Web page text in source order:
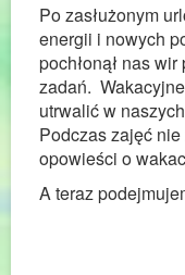
Po zasłużonym
energii i nowych
pochłonął nas
zadań.
utrwalić w
Podczas zajęć
opowieści o
A teraz